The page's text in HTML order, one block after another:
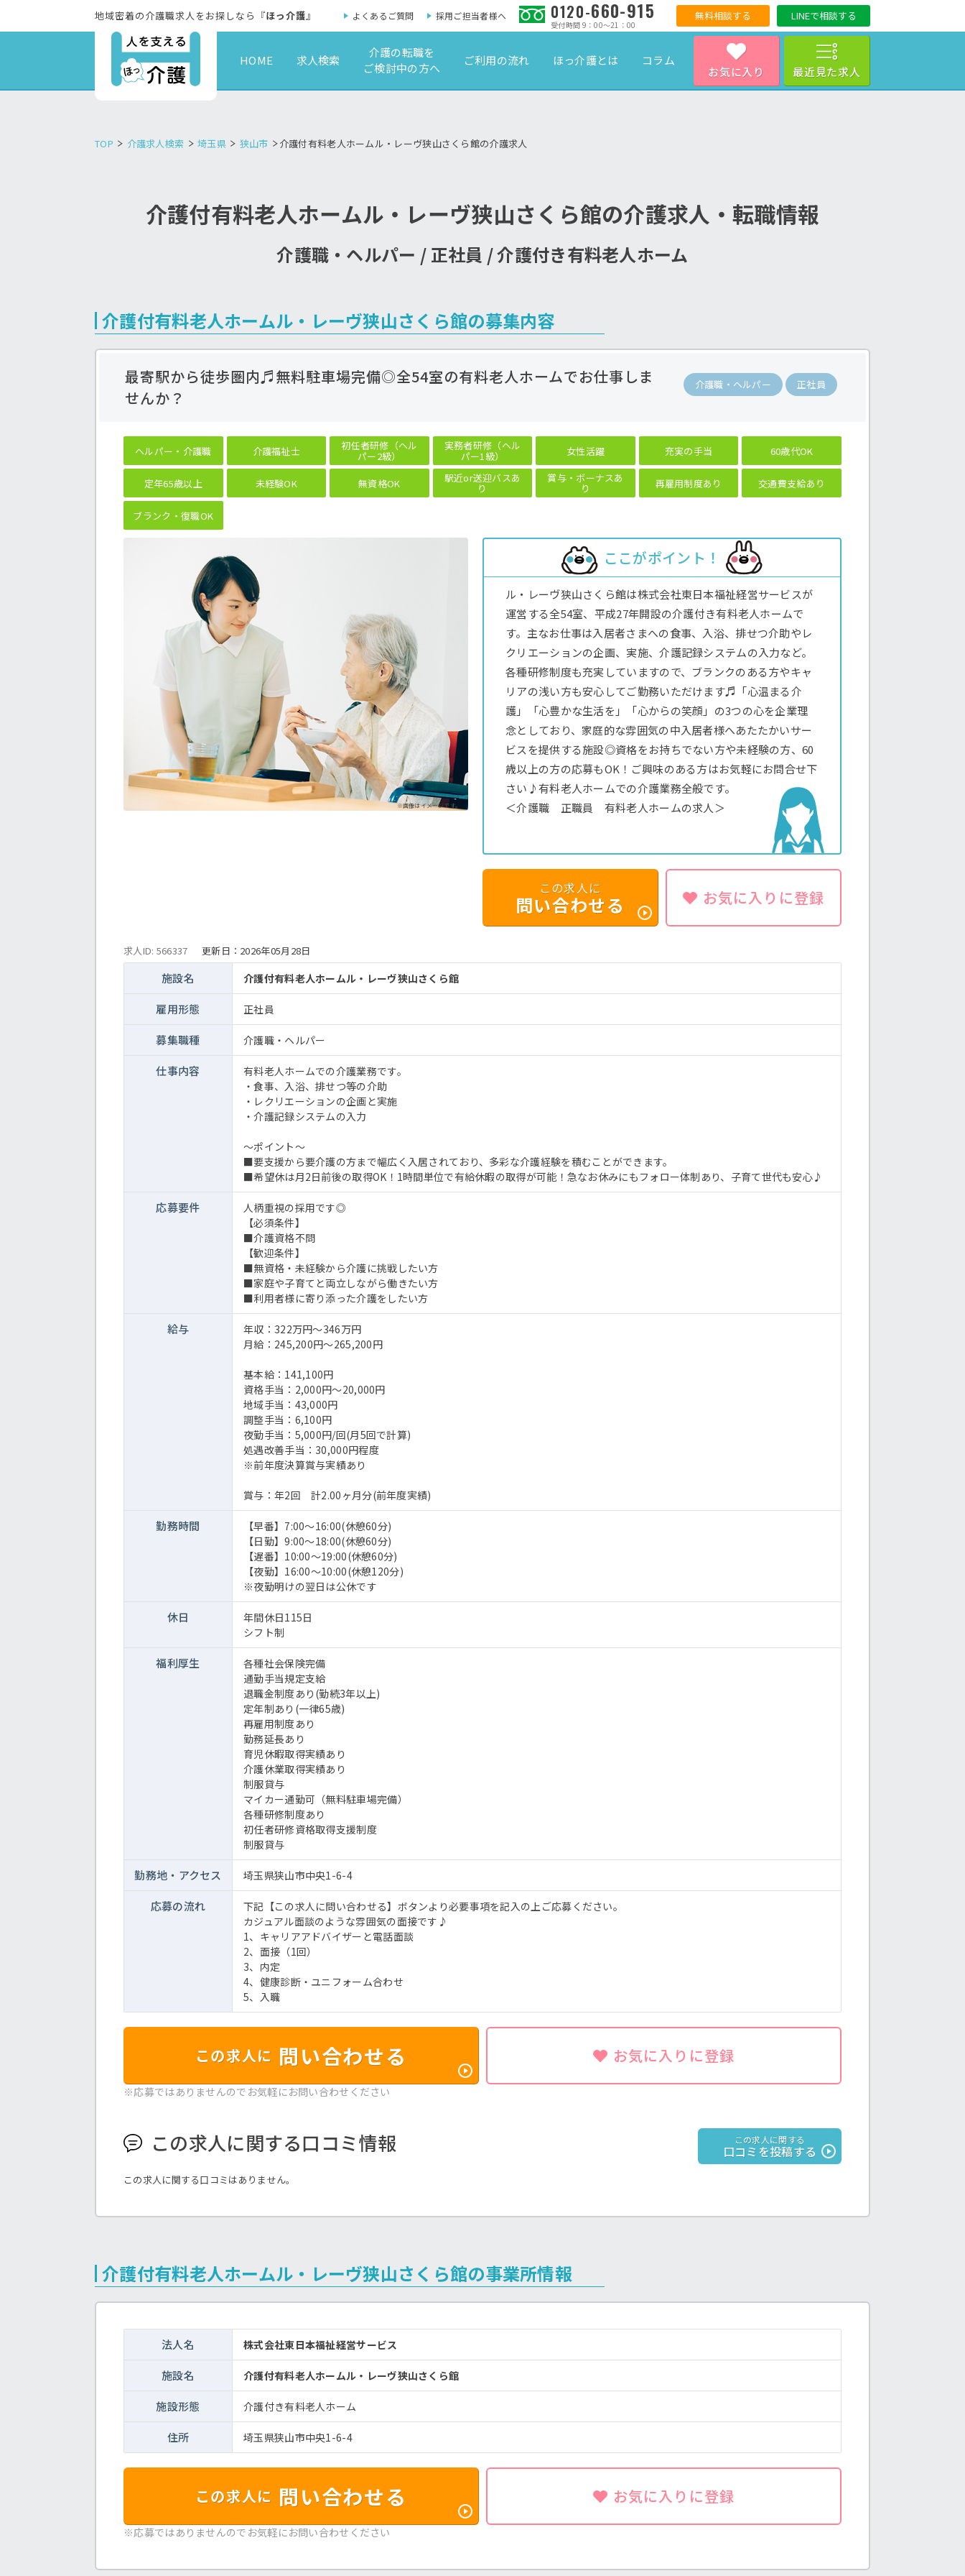
お気に入り 最近見た求人
地域密着の介護職求人をお探しなら『ほっ介護』 よくあるご質問 採用ご担当者様へ 0120-660-915
受付時間 9：00～21：00
無料相談する LINEで相談する
HOME 求人検索
介護の転職を
ご検討中の方へ
ご利用の流れ ほっ介護とは コラム
TOP 介護求人検索 埼玉県 狭山市 介護付有料老人ホームル・レーヴ狭山さくら館の介護求人
介護付有料老人ホームル・レーヴ狭山さくら館の介護求人・転職情報
介護職・ヘルパー / 正社員 / 介護付き有料老人ホーム
介護付有料老人ホームル・レーヴ狭山さくら館の募集内容
最寄駅から徒歩圏内♬無料駐車場完備◎全54室の有料老人ホームでお仕事しま
せんか？
介護職・ヘルパー 正社員
ヘルパー・介護職 介護福祉士 初任者研修（ヘル
パー2級）
実務者研修（ヘル
パー1級） 女性活躍 充実の手当 60歳代OK
定年65歳以上 未経験OK 無資格OK 駅近or送迎バスあ
り
賞与・ボーナスあ
り 再雇用制度あり 交通費支給あり
ブランク・復職OK
※画像はイメージです。
ここがポイント！
ル・レーヴ狭山さくら館は株式会社東日本福祉経営サービスが
運営する全54室、平成27年開設の介護付き有料老人ホームで
す。主なお仕事は入居者さまへの食事、入浴、排せつ介助やレ
クリエーションの企画、実施、介護記録システムの入力など。
各種研修制度も充実していますので、ブランクのある方やキャ
リアの浅い方も安心してご勤務いただけます♬「心温まる介
護」「心豊かな生活を」「心からの笑顔」の3つの心を企業理
念としており、家庭的な雰囲気の中入居者様へあたたかいサー
ビスを提供する施設◎資格をお持ちでない方や未経験の方、60
歳以上の方の応募もOK！ご興味のある方はお気軽にお問合せ下
さい♪有料老人ホームでの介護業務全般です。
＜介護職 正職員 有料老人ホームの求人＞
この求人に
問い合わせる お気に入りに登録
求人ID: 566337 更新日： 2026年05月28日
施設名 介護付有料老人ホームル・レーヴ狭山さくら館
雇用形態 正社員
募集職種 介護職・ヘルパー
仕事内容
有料老人ホームでの介護業務です。
・食事、入浴、排せつ等の介助
・レクリエーションの企画と実施
・介護記録システムの入力
～ポイント～
■要支援から要介護の方まで幅広く入居されており、多彩な介護経験を積むことができます。
■希望休は月2日前後の取得OK！1時間単位で有給休暇の取得が可能！急なお休みにもフォロー体制あり、子育て世代も安心♪
応募要件
人柄重視の採用です◎
【必須条件】
■介護資格不問
【歓迎条件】
■無資格・未経験から介護に挑戦したい方
■家庭や子育てと両立しながら働きたい方
■利用者様に寄り添った介護をしたい方
給与
年収：322万円～346万円
月給：245,200円～265,200円
基本給：141,100円
資格手当：2,000円～20,000円
地域手当：43,000円
調整手当：6,100円
夜勤手当：5,000円/回(月5回で計算)
処遇改善手当：30,000円程度
※前年度決算賞与実績あり
賞与：年2回 計2.00ヶ月分(前年度実績)
勤務時間
【早番】7:00～16:00(休憩60分)
【日勤】9:00～18:00(休憩60分)
【遅番】10:00～19:00(休憩60分)
【夜勤】16:00～10:00(休憩120分)
※夜勤明けの翌日は公休です
休日
年間休日115日
シフト制
福利厚生
各種社会保険完備
通勤手当規定支給
退職金制度あり(勤続3年以上)
定年制あり(一律65歳)
再雇用制度あり
勤務延長あり
育児休暇取得実績あり
介護休業取得実績あり
制服貸与
マイカー通勤可（無料駐車場完備）
各種研修制度あり
初任者研修資格取得支援制度
制服貸与
勤務地・ アクセス 埼玉県狭山市中央1-6-4
応募の流れ
下記【この求人に問い合わせる】ボタンより必要事項を記入の上ご応募ください。
カジュアル面談のような雰囲気の面接です♪
1、キャリアアドバイザーと電話面談
2、面接（1回）
3、内定
4、健康診断・ユニフォーム合わせ
5、入職
この求人に 問い合わせる お気に入りに登録
※応募ではありませんのでお気軽にお問い合わせください
この求人に関する口コミ情報 この求人に関する
口コミを投稿する
この求人に関する口コミはありません。
介護付有料老人ホームル・レーヴ狭山さくら館の事業所情報
法人名 株式会社東日本福祉経営サービス
施設名 介護付有料老人ホームル・レーヴ狭山さくら館
施設形態 介護付き有料老人ホーム
住所 埼玉県狭山市中央1-6-4
この求人に 問い合わせる お気に入りに登録
※応募ではありませんのでお気軽にお問い合わせください